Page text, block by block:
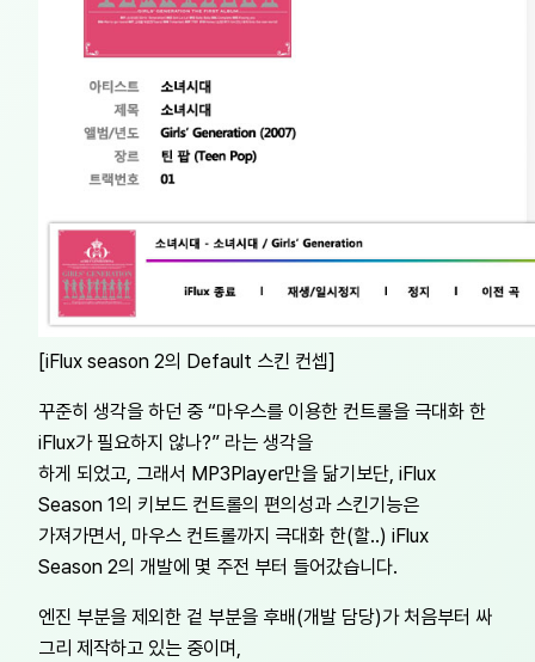
[iFlux season 2의 Default 스킨 컨셉]
꾸준히 생각을 하던 중 “마우스를 이용한 컨트롤을 극대화 한
iFlux가 필요하지 않나?” 라는 생각을
하게 되었고, 그래서 MP3Player만을 닮기보단, iFlux
Season 1의 키보드 컨트롤의 편의성과 스킨기능은
가져가면서, 마우스 컨트롤까지 극대화 한(할..) iFlux
Season 2의 개발에 몇 주전 부터 들어갔습니다.
엔진 부분을 제외한 겉 부분을 후배(개발 담당)가 처음부터 싸
그리 제작하고 있는 중이며,